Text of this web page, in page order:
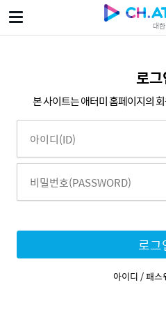
대
로
본 사이트는 애터미 홈페이지의
로그
아이디 / 패스